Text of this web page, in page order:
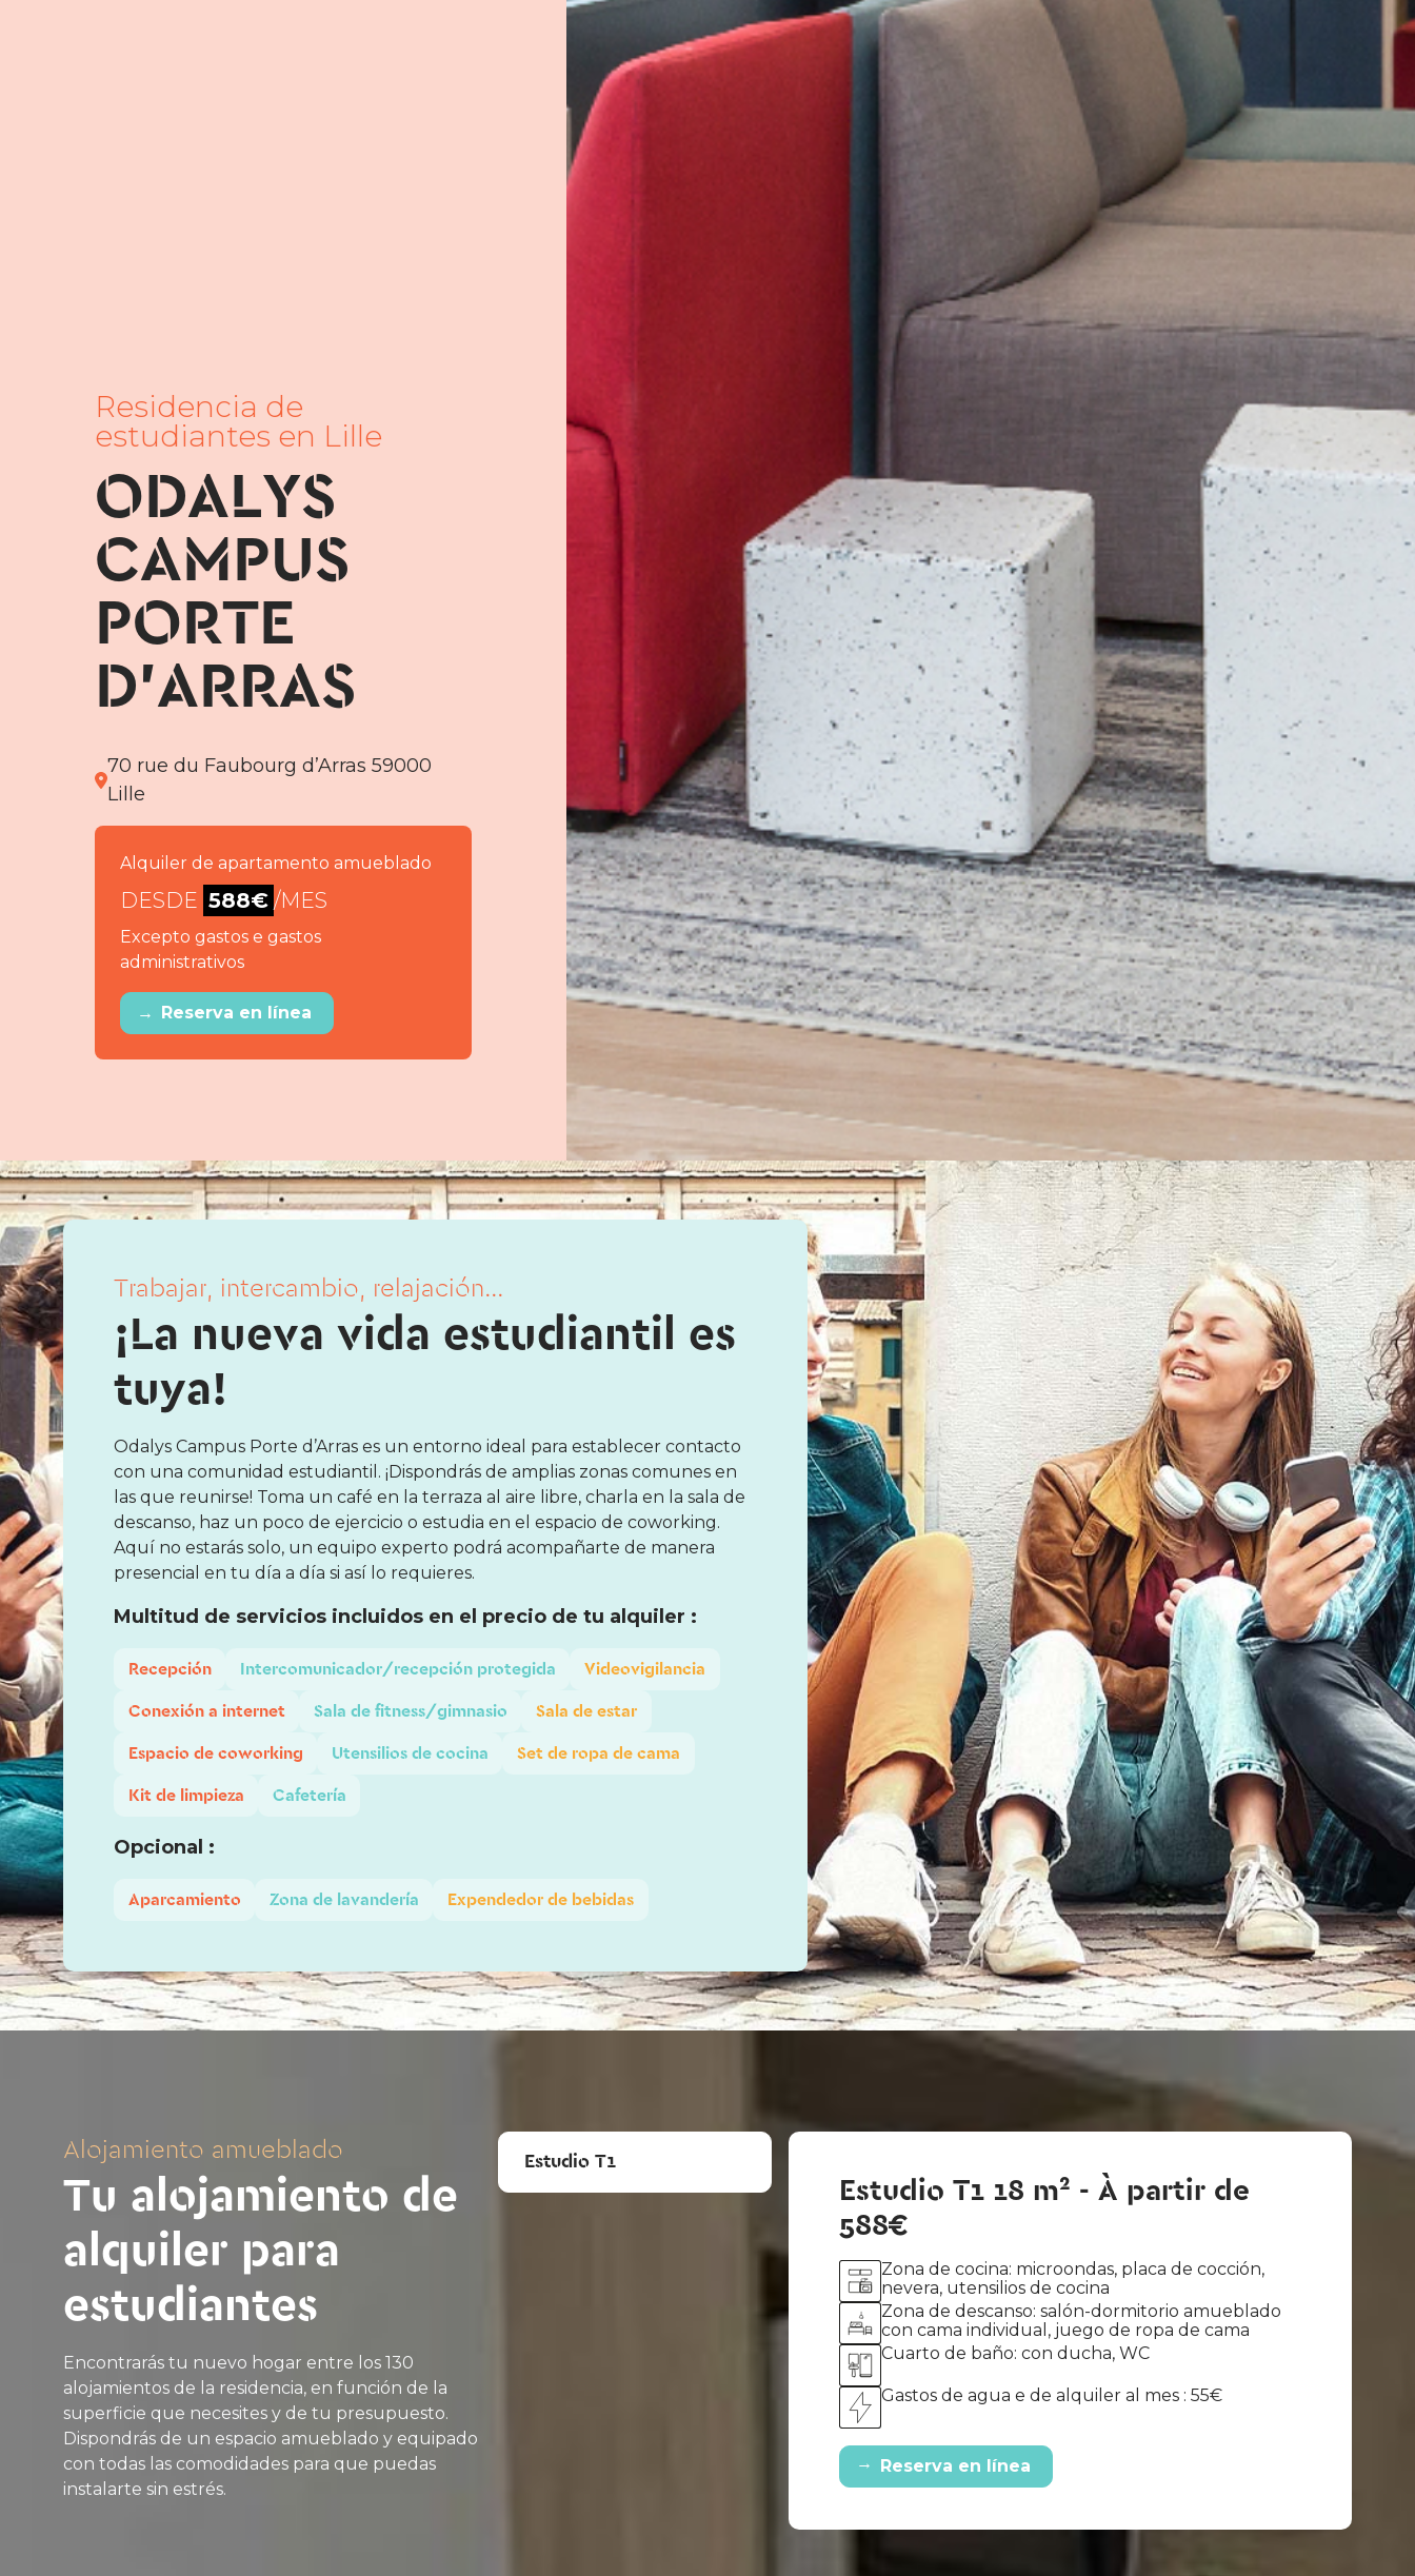
Residencia de
estudiantes en Lille
ODALYS
CAMPUS
PORTE
D'ARRAS
70 rue du Faubourg d’Arras 59000
Lille
Alquiler de apartamento amueblado
DESDE 588€ /MES
Excepto gastos e gastos
administrativos
→ Reserva en línea
Trabajar, intercambio, relajación...
¡La nueva vida estudiantil es
tuya!
Odalys Campus Porte d’Arras es un entorno ideal para establecer contacto
con una comunidad estudiantil. ¡Dispondrás de amplias zonas comunes en
las que reunirse! Toma un café en la terraza al aire libre, charla en la sala de
descanso, haz un poco de ejercicio o estudia en el espacio de coworking.
Aquí no estarás solo, un equipo experto podrá acompañarte de manera
presencial en tu día a día si así lo requieres.
Multitud de servicios incluidos en el precio de tu alquiler :
Recepción Intercomunicador/recepción protegida
Videovigilancia
Conexión a internet
Sala de fitness/gimnasio
Sala de estar
Espacio de coworking
Utensilios de cocina
Set de ropa de cama
Kit de limpieza
Cafetería
Opcional :
Aparcamiento Zona de lavandería Expendedor de bebidas
Alojamiento amueblado
Tu alojamiento de
alquiler para
estudiantes
Encontrarás tu nuevo hogar entre los 130
alojamientos de la residencia, en función de la
superficie que necesites y de tu presupuesto.
Dispondrás de un espacio amueblado y equipado
con todas las comodidades para que puedas
instalarte sin estrés.
Estudio T1
Estudio T1 18 m² - À partir de
588€
Zona de cocina: microondas, placa de cocción,
nevera, utensilios de cocina
Zona de descanso: salón-dormitorio amueblado
con cama individual, juego de ropa de cama
Cuarto de baño: con ducha, WC
Gastos de agua e de alquiler al mes : 55€
→ Reserva en línea